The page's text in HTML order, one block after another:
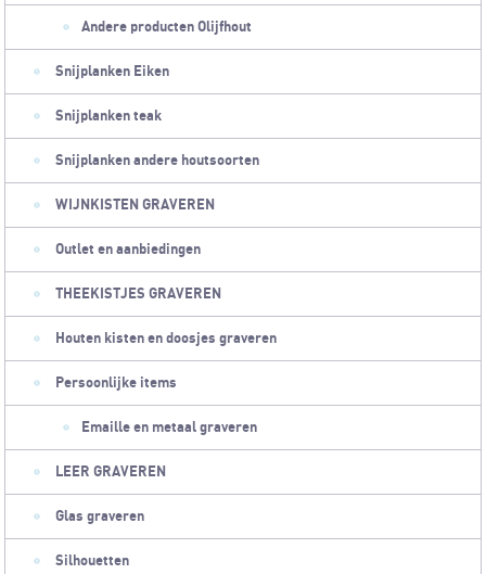
Andere producten Olijfhout
Snijplanken Eiken
Snijplanken teak
Snijplanken andere houtsoorten
WIJNKISTEN GRAVEREN
Outlet en aanbiedingen
THEEKISTJES GRAVEREN
Houten kisten en doosjes graveren
Persoonlijke items
Emaille en metaal graveren
LEER GRAVEREN
Glas graveren
Silhouetten